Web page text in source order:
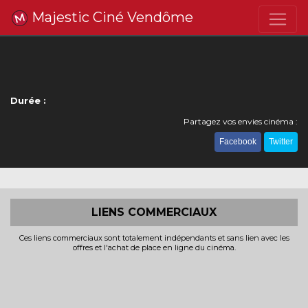
Majestic Ciné Vendôme
Durée :
Partagez vos envies cinéma :
Facebook Twitter
LIENS COMMERCIAUX
Ces liens commerciaux sont totalement indépendants et sans lien avec les
offres et l'achat de place en ligne du cinéma.